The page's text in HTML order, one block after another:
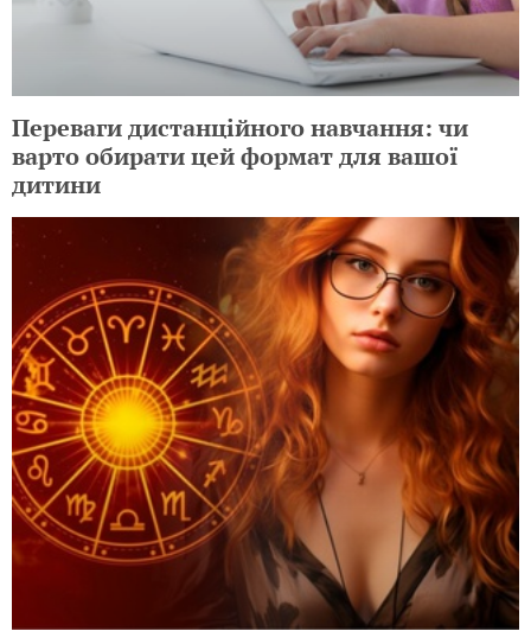
Переваги дистанційного навчання: чи
варто обирати цей формат для вашої
дитини